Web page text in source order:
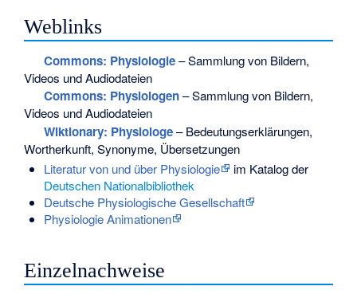
Weblinks
Commons: Physiologie– Sammlung von Bildern,
Videos und Audiodateien
Commons: Physiologen– Sammlung von Bildern,
Videos und Audiodateien
Wiktionary: Physiologe– Bedeutungserklärungen,
Wortherkunft, Synonyme, Übersetzungen
Literatur von und über Physiologie
im Katalog der
Deutschen Nationalbibliothek
Deutsche Physiologische Gesellschaft
Physiologie Animationen
Einzelnachweise